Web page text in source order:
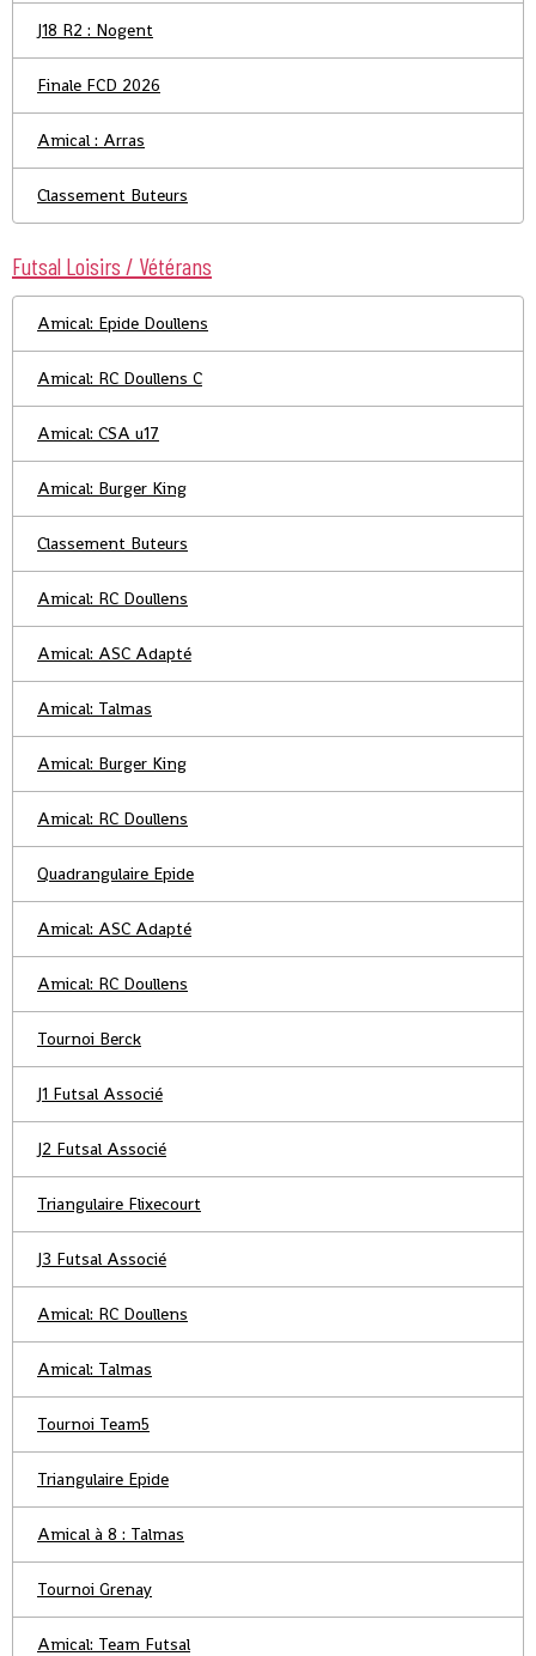
J18 R2 : Nogent
Finale FCD 2026
Amical : Arras
Classement Buteurs
Futsal Loisirs / Vétérans
Amical: Epide Doullens
Amical: RC Doullens C
Amical: CSA u17
Amical: Burger King
Classement Buteurs
Amical: RC Doullens
Amical: ASC Adapté
Amical: Talmas
Amical: Burger King
Amical: RC Doullens
Quadrangulaire Epide
Amical: ASC Adapté
Amical: RC Doullens
Tournoi Berck
J1 Futsal Associé
J2 Futsal Associé
Triangulaire Flixecourt
J3 Futsal Associé
Amical: RC Doullens
Amical: Talmas
Tournoi Team5
Triangulaire Epide
Amical à 8 : Talmas
Tournoi Grenay
Amical: Team Futsal